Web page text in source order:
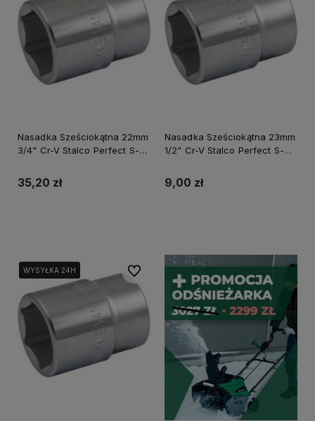
Nasadka Sześciokątna 22mm
3/4" Cr-V Stalco Perfect S-
35,20 zł
Nasadka Sześciokątna 23mm
1/2" Cr-V Stalco Perfect S-
9,00 zł
WYSYŁKA 24H
WYSYŁKA 24H
WYSYŁKA 24H Do ulubionych